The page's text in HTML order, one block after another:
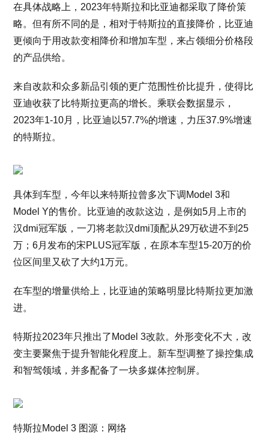
在具体战略上，2023年特斯拉和比亚迪都采取了降价策
略。但有所不同的是，相对于特斯拉的直接降价，比亚迪
更倾向于用改款变相降价和增加车型，来占领细分价格段
的产品供给。
来自改款和众多新品引领的更广范围性价比提升，使得比
亚迪收获了比特斯拉更高的增长。乘联会数据显示，
2023年1-10月，比亚迪以57.7%的增速，力压37.9%增速
的特斯拉。
具体到车型，今年以来特斯拉曾多次下调Model 3和
Model Y的售价。比亚迪的改款这边，是例如5月上市的
汉dmi冠军版，一刀将老款汉dmi顶配从29万砍进不到25
万；6月发布的宋PLUS冠军版，在原本车型15-20万的价
位区间里又砍了大约1万元。
在车型的增量供给上，比亚迪的策略明显比特斯拉更加激
进。
特斯拉2023年只推出了Model 3改款。外形变化不大，改
变主要聚焦于提升智能化程度上。新车型调整了操控集成
和智驾领域，并多配备了一块多媒体控制屏。
特斯拉Model 3 图源：网络